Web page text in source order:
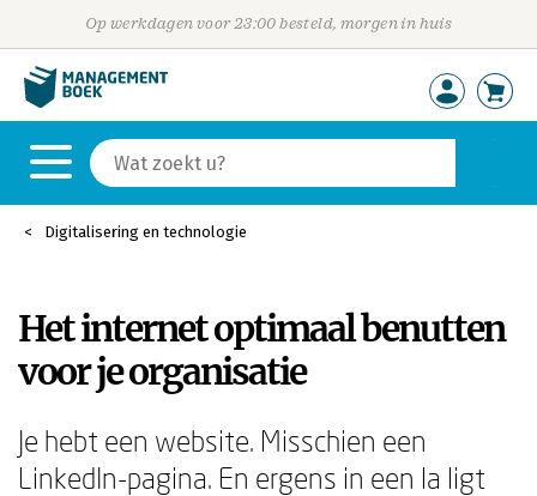
Op werkdagen voor 23:00 besteld, morgen in huis
Digitalisering en technologie
Het internet optimaal benutten
voor je organisatie
Je hebt een website. Misschien een
LinkedIn-pagina. En ergens in een la ligt